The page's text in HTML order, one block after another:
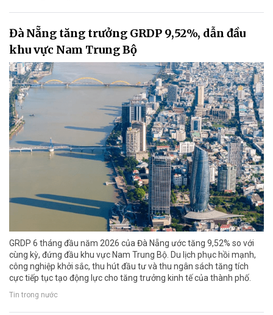
Đà Nẵng tăng trưởng GRDP 9,52%, dẫn đầu
khu vực Nam Trung Bộ
GRDP 6 tháng đầu năm 2026 của Đà Nẵng ước tăng 9,52% so với
cùng kỳ, đứng đầu khu vực Nam Trung Bộ. Du lịch phục hồi mạnh,
công nghiệp khởi sắc, thu hút đầu tư và thu ngân sách tăng tích
cực tiếp tục tạo động lực cho tăng trưởng kinh tế của thành phố.
Tin trong nước